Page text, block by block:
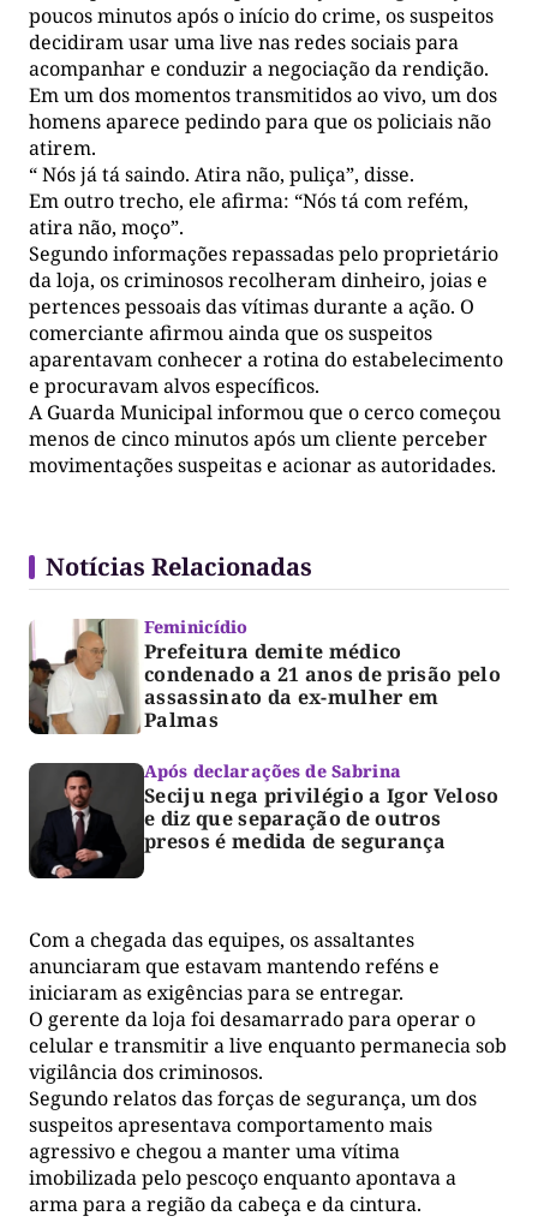
poucos minutos após o início do crime, os suspeitos
decidiram usar uma live nas redes sociais para
acompanhar e conduzir a negociação da rendição.
Em um dos momentos transmitidos ao vivo, um dos
homens aparece pedindo para que os policiais não
atirem.
“ Nós já tá saindo. Atira não, puliça”, disse.
Em outro trecho, ele afirma: “Nós tá com refém,
atira não, moço”.
Segundo informações repassadas pelo proprietário
da loja, os criminosos recolheram dinheiro, joias e
pertences pessoais das vítimas durante a ação. O
comerciante afirmou ainda que os suspeitos
aparentavam conhecer a rotina do estabelecimento
e procuravam alvos específicos.
A Guarda Municipal informou que o cerco começou
menos de cinco minutos após um cliente perceber
movimentações suspeitas e acionar as autoridades.
Notícias Relacionadas
Feminicídio
Prefeitura demite médico
condenado a 21 anos de prisão pelo
assassinato da ex-mulher em
Palmas
Após declarações de Sabrina
Seciju nega privilégio a Igor Veloso
e diz que separação de outros
presos é medida de segurança
Com a chegada das equipes, os assaltantes
anunciaram que estavam mantendo reféns e
iniciaram as exigências para se entregar.
O gerente da loja foi desamarrado para operar o
celular e transmitir a live enquanto permanecia sob
vigilância dos criminosos.
Segundo relatos das forças de segurança, um dos
suspeitos apresentava comportamento mais
agressivo e chegou a manter uma vítima
imobilizada pelo pescoço enquanto apontava a
arma para a região da cabeça e da cintura.